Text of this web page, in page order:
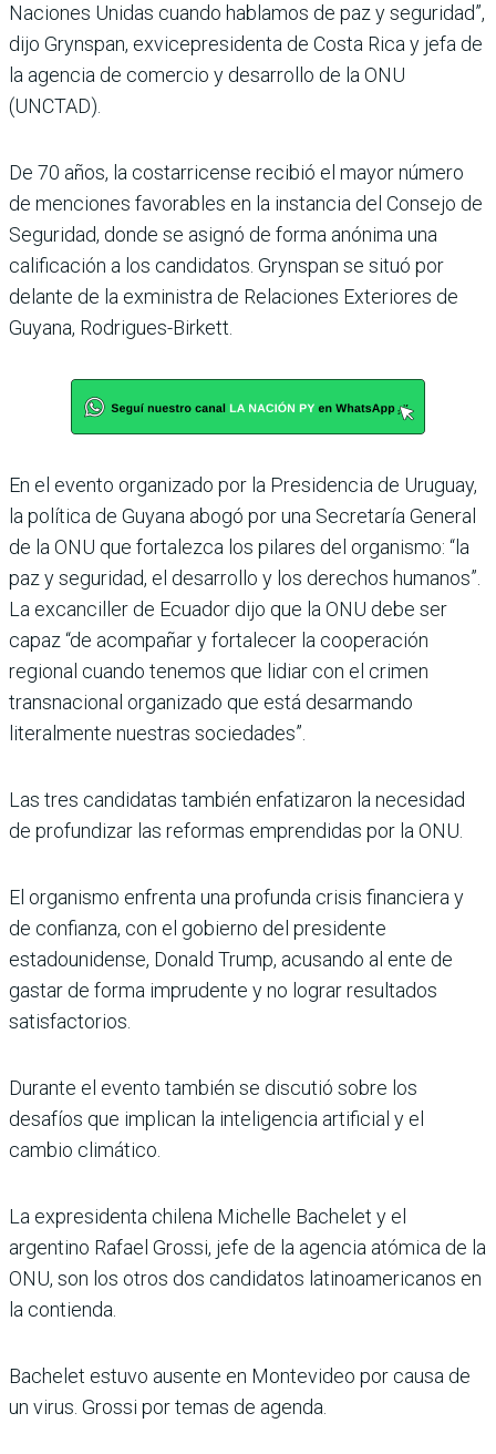
Naciones Unidas cuando hablamos de paz y seguridad”,
dijo Grynspan, exvicepresidenta de Costa Rica y jefa de
la agencia de comercio y desarrollo de la ONU
(UNCTAD).
De 70 años, la costarricense recibió el mayor número
de menciones favorables en la instancia del Consejo de
Seguridad, donde se asignó de forma anónima una
calificación a los candidatos. Grynspan se situó por
delante de la exministra de Relaciones Exteriores de
Guyana, Rodrigues-Birkett.
En el evento organizado por la Presidencia de Uruguay,
la política de Guyana abogó por una Secretaría General
de la ONU que fortalezca los pilares del organismo: “la
paz y seguridad, el desarrollo y los derechos humanos”.
La excanciller de Ecuador dijo que la ONU debe ser
capaz “de acompañar y fortalecer la cooperación
regional cuando tenemos que lidiar con el crimen
transnacional organizado que está desarmando
literalmente nuestras sociedades”.
Las tres candidatas también enfatizaron la necesidad
de profundizar las reformas emprendidas por la ONU.
El organismo enfrenta una profunda crisis financiera y
de confianza, con el gobierno del presidente
estadounidense, Donald Trump, acusando al ente de
gastar de forma imprudente y no lograr resultados
satisfactorios.
Durante el evento también se discutió sobre los
desafíos que implican la inteligencia artificial y el
cambio climático.
La expresidenta chilena Michelle Bachelet y el
argentino Rafael Grossi, jefe de la agencia atómica de la
ONU, son los otros dos candidatos latinoamericanos en
la contienda.
Bachelet estuvo ausente en Montevideo por causa de
un virus. Grossi por temas de agenda.